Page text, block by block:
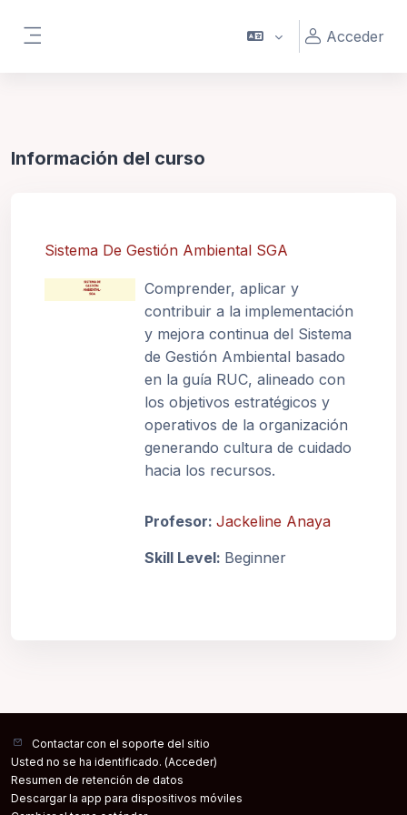
Acceder
Información del curso
Sistema De Gestión Ambiental SGA
Comprender, aplicar y
contribuir a la implementación
y mejora continua del Sistema
de Gestión Ambiental basado
en la guía RUC, alineado con
los objetivos estratégicos y
operativos de la organización
generando cultura de cuidado
hacia los recursos.
Profesor: Jackeline Anaya
Skill Level: Beginner
Contactar con el soporte del sitio
Usted no se ha identificado. (Acceder)
Resumen de retención de datos
Descargar la app para dispositivos móviles